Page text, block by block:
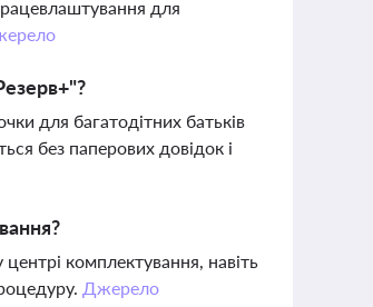
для
для багатодітних батьків
без паперових довідок і
комплектування, навіть
Джерело